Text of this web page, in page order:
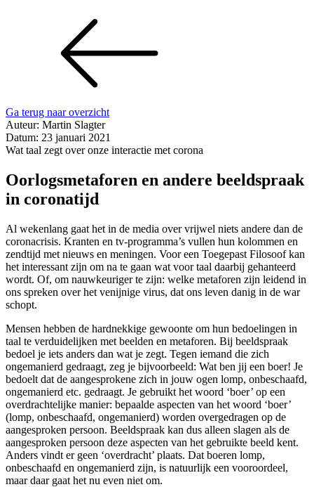
Ga terug naar overzicht
Auteur: Martin Slagter
Datum: 23 januari 2021
Wat taal zegt over onze interactie met corona
Oorlogsmetaforen en andere beeldspraak
in coronatijd
Al wekenlang gaat het in de media over vrijwel niets andere dan de
coronacrisis. Kranten en tv-programma’s vullen hun kolommen en
zendtijd met nieuws en meningen. Voor een Toegepast Filosoof kan
het interessant zijn om na te gaan wat voor taal daarbij gehanteerd
wordt. Of, om nauwkeuriger te zijn: welke metaforen zijn leidend in
ons spreken over het venijnige virus, dat ons leven danig in de war
schopt.
Mensen hebben de hardnekkige gewoonte om hun bedoelingen in
taal te verduidelijken met beelden en metaforen. Bij beeldspraak
bedoel je iets anders dan wat je zegt. Tegen iemand die zich
ongemanierd gedraagt, zeg je bijvoorbeeld: Wat ben jij een boer! Je
bedoelt dat de aangesprokene zich in jouw ogen lomp, onbeschaafd,
ongemanierd etc. gedraagt. Je gebruikt het woord ‘boer’ op een
overdrachtelijke manier: bepaalde aspecten van het woord ‘boer’
(lomp, onbeschaafd, ongemanierd) worden overgedragen op de
aangesproken persoon. Beeldspraak kan dus alleen slagen als de
aangesproken persoon deze aspecten van het gebruikte beeld kent.
Anders vindt er geen ‘overdracht’ plaats. Dat boeren lomp,
onbeschaafd en ongemanierd zijn, is natuurlijk een vooroordeel,
maar daar gaat het nu even niet om.